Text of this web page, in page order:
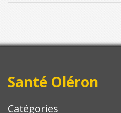
Santé Oléron
Catégories